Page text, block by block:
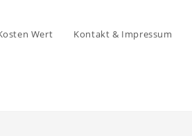
Wert Kontakt & Impressum